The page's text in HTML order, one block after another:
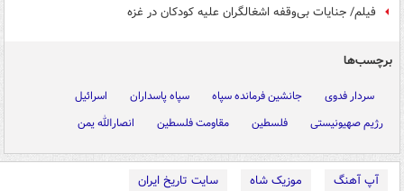
فیلم/ جنایات بی‌وقفه اشغالگران علیه کودکان در غزه
برچسب‌ها
سردار فدوی جانشین فرمانده سپاه سپاه پاسداران
اسرائیل
رژیم صهیونیستی
فلسطین مقاومت فلسطین انصارالله یمن
آپ آهنگ موزیک شاه
سایت تاریخ ایران